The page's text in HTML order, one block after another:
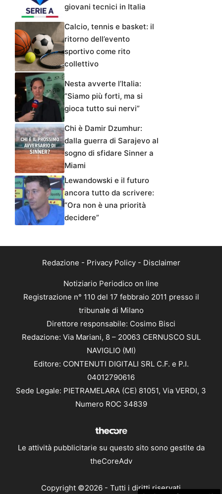
giovani tecnici in Italia
Calcio, tennis e basket: il
ritorno dell’evento
sportivo come rito
collettivo
Nesta avverte l’Italia:
“Siamo più forti, ma si
gioca tutto sui nervi”
Chi è Damir Dzumhur:
dalla guerra di Sarajevo al
sogno di sfidare Sinner a
Miami
Lewandowski e il futuro
ancora tutto da scrivere:
“Ora non è una priorità
decidere”
Redazione - Privacy Policy- Disclaimer
Notiziario Periodico on line
Registrazione n° 110 del 17 febbraio 2011 presso il
tribunale di Milano
Direttore responsabile: Cosimo Bisci
Redazione: Via Mariani, 8 – 20063 CERNUSCO SUL
NAVIGLIO (MI)
Editore: CONTENUTI DIGITALI SRL C.F. e P.I.
04012790616
Sede Legale: PIETRAMELARA (CE) 81051, Via VERDI, 3
Numero ROC 34839
Le attività pubblicitarie su questo sito sono gestite da
theCoreAdv
Copyright ©2026 - Tutti i diritti riservati